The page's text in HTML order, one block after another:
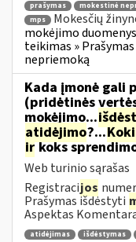
prašymas mokestinė
mps
Mokesčių
mokėjimo
teikimas »
nepriemoką
Kada įmonė gali
(pridėtinės
mokėjimo...
atidėjimo?...
irkoks
Web turinio sąrašas
Registracijos
Prašymas išdėstyti
Aspektas
atidėjimas išdėstymas